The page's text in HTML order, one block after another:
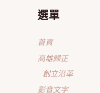
選單
首頁
高雄歸正
創立沿革
影音文字